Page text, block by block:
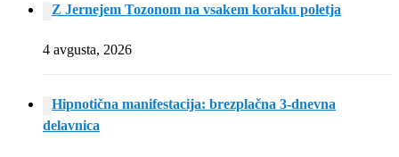
Z Jernejem Tozonom na vsakem koraku poletja
4 avgusta, 2026
Hipnotična manifestacija: brezplačna 3-dnevna
delavnica